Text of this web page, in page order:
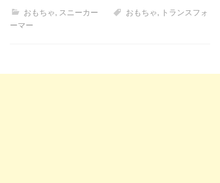
おもちゃ, スニーカー おもちゃ,
トランスフォ
ーマー